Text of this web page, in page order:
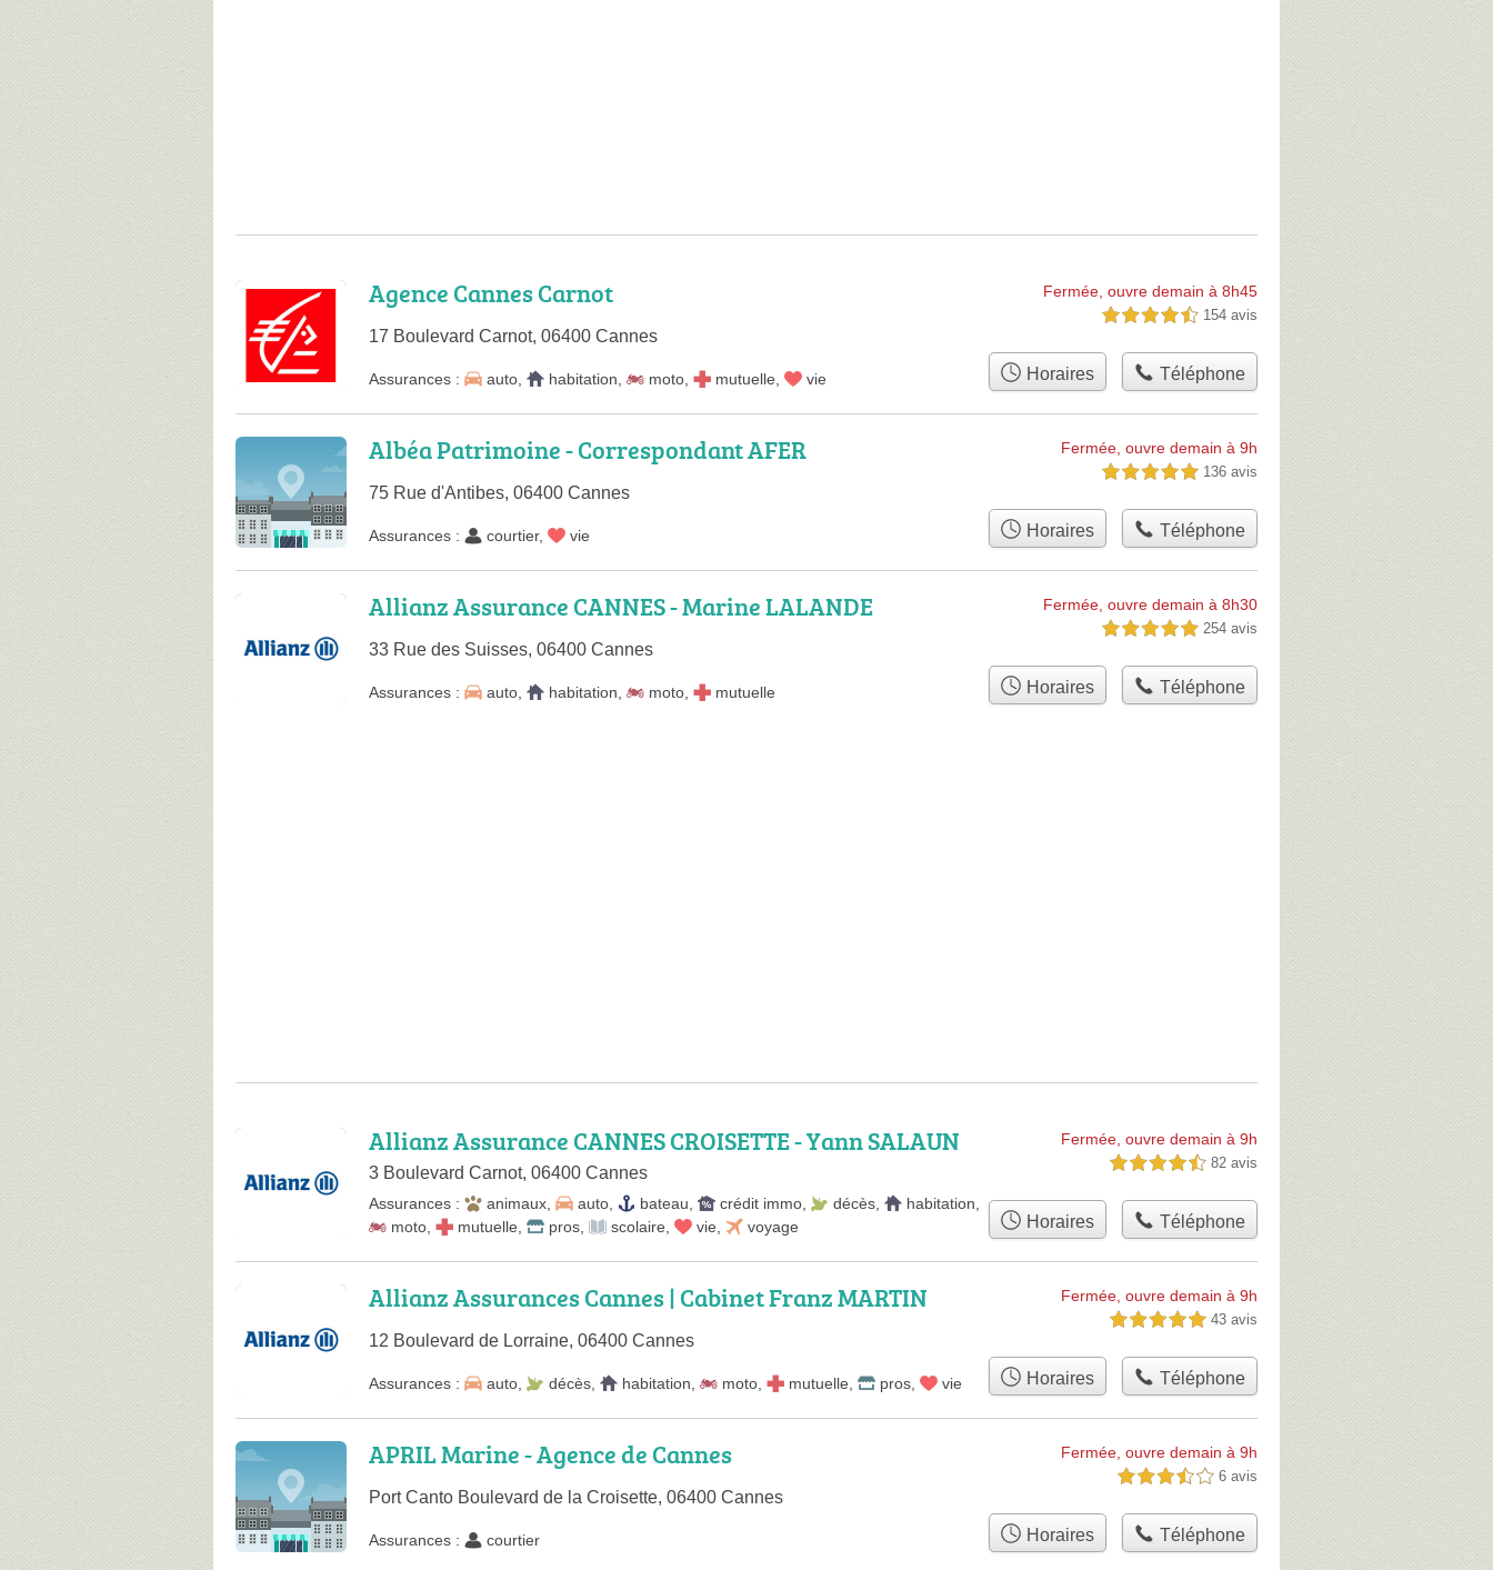
Agence Cannes Carnot
17 Boulevard Carnot, 06400 Cannes
Fermée, ouvre demain à 8h45
4,5 étoiles sur 5 154 avis
Assurances : auto habitation moto mutuelle vie Horaires Téléphone
Albéa Patrimoine - Correspondant AFER
75 Rue d'Antibes, 06400 Cannes
Fermée, ouvre demain à 9h
5,0 étoiles sur 5 136 avis
Assurances : courtier, vie Horaires Téléphone
Allianz Assurance CANNES - Marine LALANDE
33 Rue des Suisses, 06400 Cannes
Fermée, ouvre demain à 8h30
5,0 étoiles sur 5 254 avis
Assurances : auto habitation moto mutuelle Horaires Téléphone
Allianz Assurance CANNES CROISETTE - Yann SALAUN
3 Boulevard Carnot, 06400 Cannes
Fermée, ouvre demain à 9h
4,5 étoiles sur 5 82 avis
Assurances : animaux auto bateau crédit immo décès habitation
moto
mutuelle pros scolaire vie voyage Horaires Téléphone
Allianz Assurances Cannes | Cabinet Franz MARTIN
12 Boulevard de Lorraine, 06400 Cannes
Fermée, ouvre demain à 9h
5,0 étoiles sur 5 43 avis
Assurances : auto décès habitation moto mutuelle pros vie Horaires Téléphone
APRIL Marine - Agence de Cannes
Port Canto Boulevard de la Croisette, 06400 Cannes
Fermée, ouvre demain à 9h
3,5 étoiles sur 5 6 avis
Assurances : courtier Horaires Téléphone